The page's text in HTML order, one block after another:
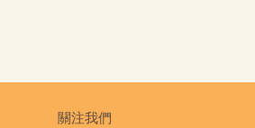
關注我們